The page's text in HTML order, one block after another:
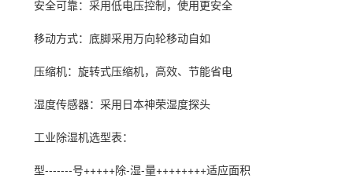
安全可靠：采用低电压控制，使用更安全
移动方式：底脚采用万向轮移动自如
压缩机：旋转式压缩机，高效、节能省电
湿度传感器：采用日本神荣湿度探头
工业除湿机选型表：
型-------号+++++除-湿-量++++++++适应面积